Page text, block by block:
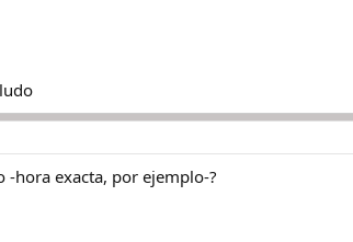
-hora exacta, por ejemplo-?